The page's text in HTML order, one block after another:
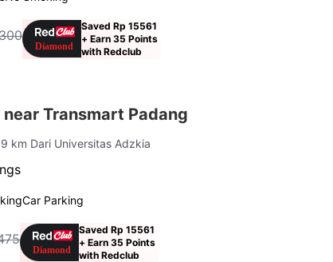
Saved Rp 15561
+ Earn 35 Points
with Redclub
Transmart Padang
km Dari Universitas Adzkia
Car Parking
Saved Rp 15561
+ Earn 35 Points
with Redclub